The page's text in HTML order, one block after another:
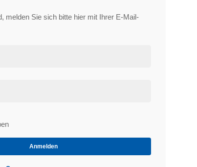
melden Sie sich bitte hier mit Ihrer E-Mail-
Anmelden